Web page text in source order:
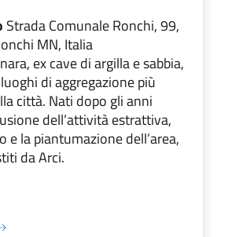
Strada Comunale Ronchi, 99,
MN, Italia
ex cave di argilla e sabbia,
di aggregazione più
città. Nati dopo gli anni
dell’attività estrattiva,
e la piantumazione dell’area,
da Arci.